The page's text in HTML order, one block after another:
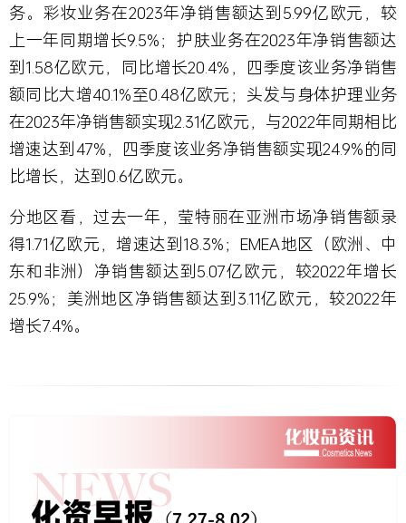
务。彩妆业务在2023年净销售额达到5.99亿欧元，较
上一年同期增长9.5%；护肤业务在2023年净销售额达
到1.58亿欧元，同比增长20.4%，四季度该业务净销售
额同比大增40.1%至0.48亿欧元；头发与身体护理业务
在2023年净销售额实现2.31亿欧元，与2022年同期相比
增速达到47%，四季度该业务净销售额实现24.9%的同
比增长，达到0.6亿欧元。
分地区看，过去一年，莹特丽在亚洲市场净销售额录
得1.71亿欧元，增速达到18.3%；EMEA地区（欧洲、中
东和非洲）净销售额达到5.07亿欧元，较2022年增长
25.9%；美洲地区净销售额达到3.11亿欧元，较2022年
增长7.4%。